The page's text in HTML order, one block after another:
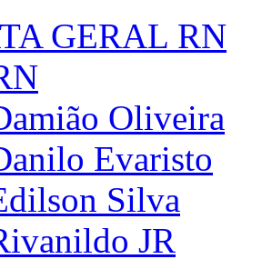
GERAL RN
Oliveira
Evaristo
Silva
JR